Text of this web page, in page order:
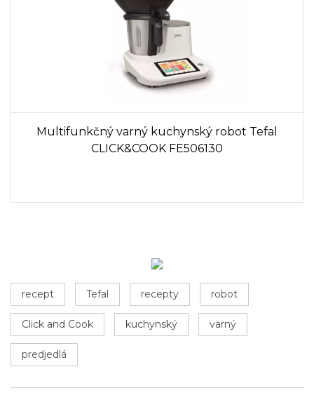
Multifunkčný varný kuchynský robot Tefal
CLICK&COOK FE506130
recept Tefal recepty robot
Click and Cook kuchynský varný
predjedlá